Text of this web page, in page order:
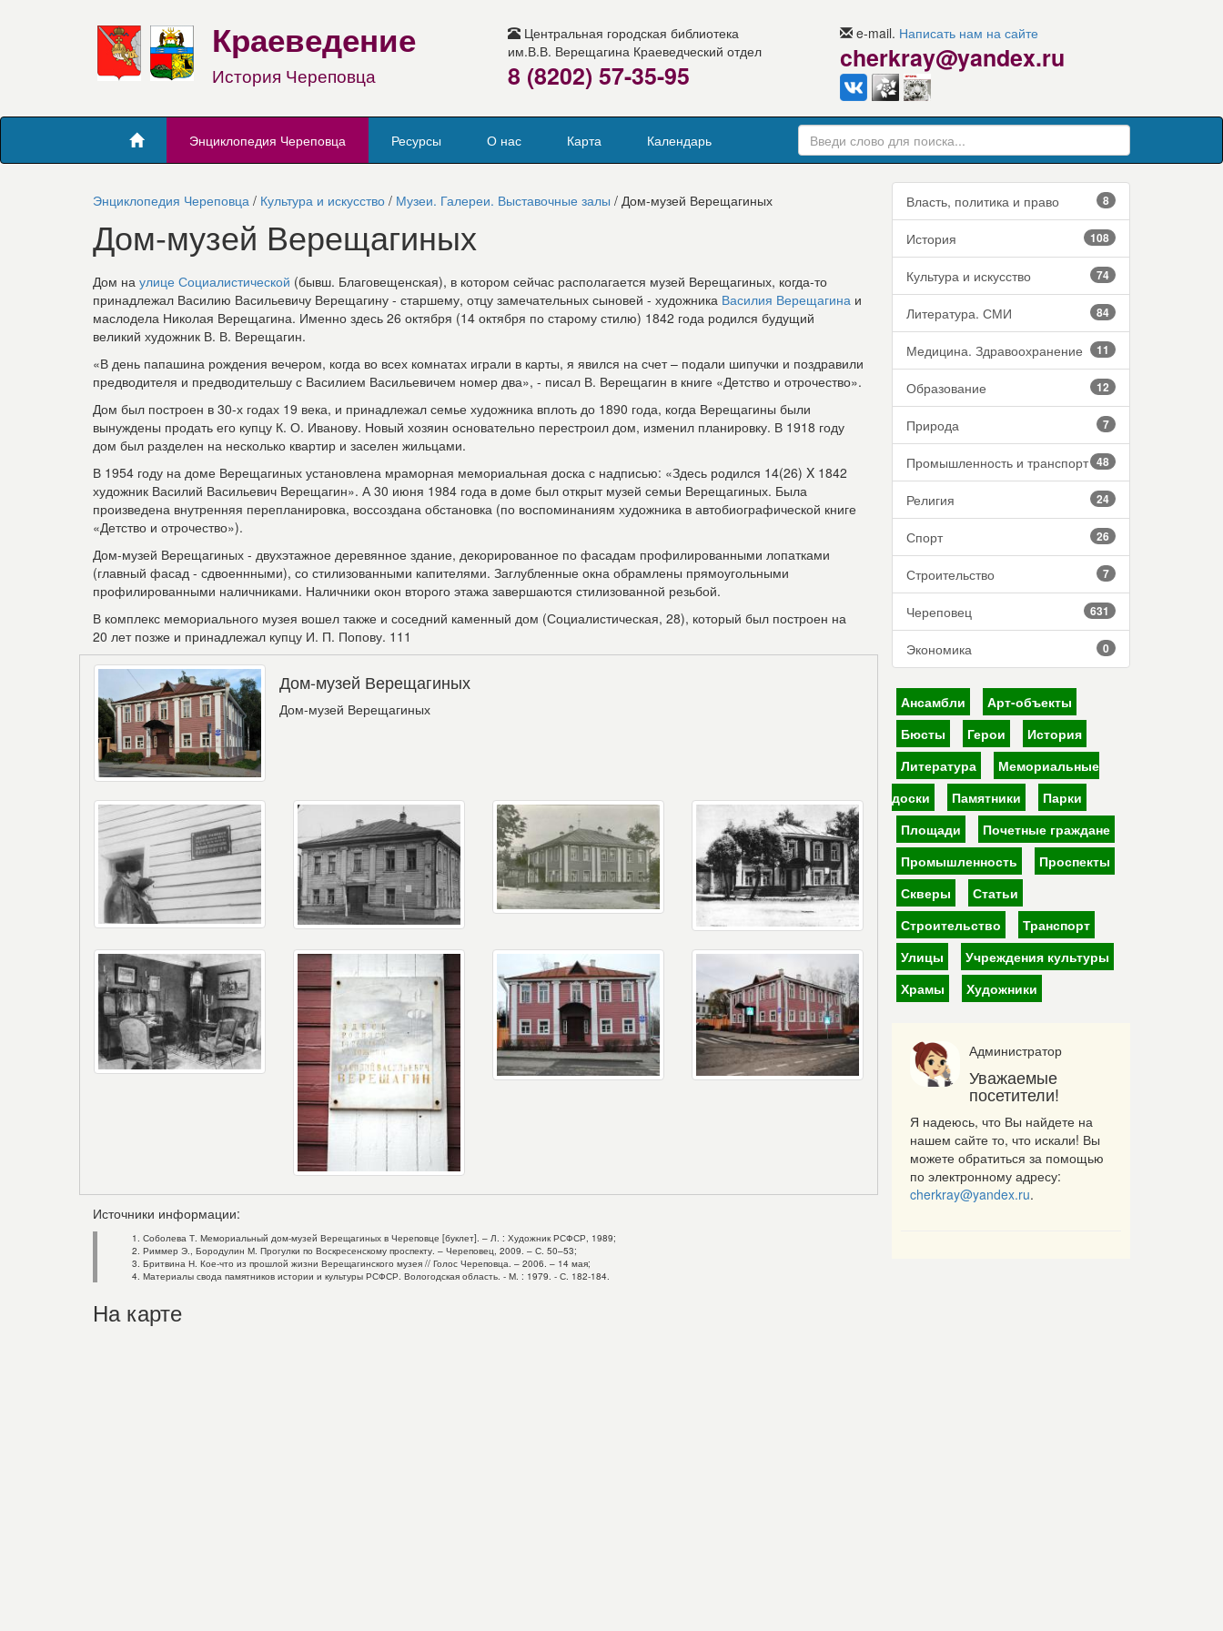
Краеведение
История Череповца
Центральная городская библиотека
им.В.В. Верещагина Краеведческий отдел
8 (8202) 57-35-95
e-mail. Написать нам на сайте
cherkray@yandex.ru
Энциклопедия Череповца Ресурсы О нас Карта Календарь
Энциклопедия Череповца / Культура и искусство / Музеи. Галереи. Выставочные залы / Дом-музей Верещагиных
Дом-музей Верещагиных
Дом на улице Социалистической (бывш. Благовещенская), в котором сейчас располагается музей Верещагиных, когда-то
принадлежал Василию Васильевичу Верещагину - старшему, отцу замечательных сыновей - художника Василия Верещагина и
маслодела Николая Верещагина. Именно здесь 26 октября (14 октября по старому стилю) 1842 года родился будущий
великий художник В. В. Верещагин.
«В день папашина рождения вечером, когда во всех комнатах играли в карты, я явился на счет – подали шипучки и поздравили
предводителя и предводительшу с Василием Васильевичем номер два», - писал В. Верещагин в книге «Детство и отрочество».
Дом был построен в 30-х годах 19 века, и принадлежал семье художника вплоть до 1890 года, когда Верещагины были
вынуждены продать его купцу К. О. Иванову. Новый хозяин основательно перестроил дом, изменил планировку. В 1918 году
дом был разделен на несколько квартир и заселен жильцами.
В 1954 году на доме Верещагиных установлена мраморная мемориальная доска с надписью: «Здесь родился 14(26) X 1842
художник Василий Васильевич Верещагин». А 30 июня 1984 года в доме был открыт музей семьи Верещагиных. Была
произведена внутренняя перепланировка, воссоздана обстановка (по воспоминаниям художника в автобиографической книге
«Детство и отрочество»).
Дом-музей Верещагиных - двухэтажное деревянное здание, декорированное по фасадам профилированными лопатками
(главный фасад - сдвоеннными), со стилизованными капителями. Заглубленные окна обрамлены прямоугольными
профилированными наличниками. Наличники окон второго этажа завершаются стилизованной резьбой.
В комплекс мемориального музея вошел также и соседний каменный дом (Социалистическая, 28), который был построен на
20 лет позже и принадлежал купцу И. П. Попову. 111
Дом-музей Верещагиных
Дом-музей Верещагиных
Источники информации:
Соболева Т. Мемориальный дом-музей Верещагиных в Череповце [буклет]. – Л. : Художник РСФСР, 1989;
Риммер Э., Бородулин М. Прогулки по Воскресенскому проспекту. – Череповец, 2009. – С. 50–53;
Бритвина Н. Кое-что из прошлой жизни Верещагинского музея // Голос Череповца. – 2006. – 14 мая;
Материалы свода памятников истории и культуры РСФСР. Вологодская область. - М. : 1979. - С. 182-184.
На карте
Власть, политика и право 8
История 108
Культура и искусство 74
Литература. СМИ 84
Медицина. Здравоохранение 11
Образование 12
Природа 7
Промышленность и транспорт 48
Религия 24
Спорт 26
Строительство 7
Череповец 631
Экономика 0
Ансамбли
Арт-объекты
Бюсты
Герои
История
Литература
Мемориальные
доски
Памятники
Парки
Площади
Почетные граждане
Промышленность
Проспекты
Скверы
Статьи
Строительство
Транспорт
Улицы
Учреждения культуры
Храмы
Художники
Администратор
Уважаемые
посетители!
Я надеюсь, что Вы найдете на
нашем сайте то, что искали! Вы
можете обратиться за помощью
по электронному адресу:
cherkray@yandex.ru.